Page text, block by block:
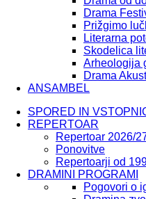
Drama
Prižgimo
Literarna
Skodelica
Arheologija
Drama
ANSAMBEL
SPORED IN
REPERTOAR
Repertoar 2026/
Ponovitve
Repertoarji od
DRAMINI PROGRAMI
Pogovori o